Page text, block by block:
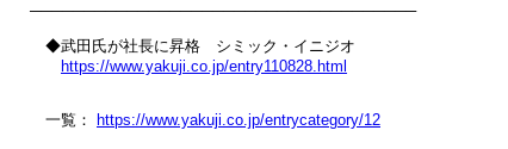
────────────────────────────────────
◆武田氏が社長に昇格　シミック・イニジオ
https://www.yakuji.co.jp/entry110828.html
一覧： https://www.yakuji.co.jp/entrycategory/12